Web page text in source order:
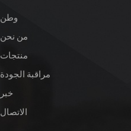
وطن
من نحن
منتجات
مراقبة الجودة
خبر
الاتصال